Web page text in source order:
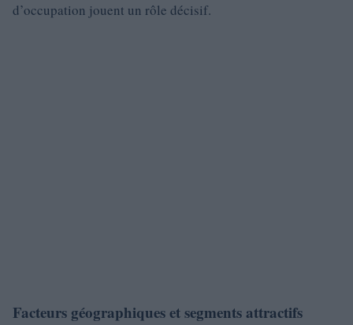
d’occupation jouent un rôle décisif.
Facteurs géographiques et segments attractifs